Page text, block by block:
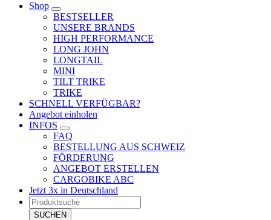
Shop
BESTSELLER
UNSERE BRANDS
HIGH PERFORMANCE
LONG JOHN
LONGTAIL
MINI
TILT TRIKE
TRIKE
SCHNELL VERFÜGBAR?
Angebot einholen
INFOS
FAQ
BESTELLUNG AUS SCHWEIZ
FÖRDERUNG
ANGEBOT ERSTELLEN
CARGOBIKE ABC
Jetzt 3x in Deutschland
Products
search
SUCHEN